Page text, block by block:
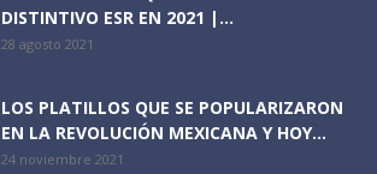
DISTINTIVO ESR EN 2021 |...
28 agosto 2021
LOS PLATILLOS QUE SE POPULARIZARON
EN LA REVOLUCIÓN MEXICANA Y HOY...
24 noviembre 2021